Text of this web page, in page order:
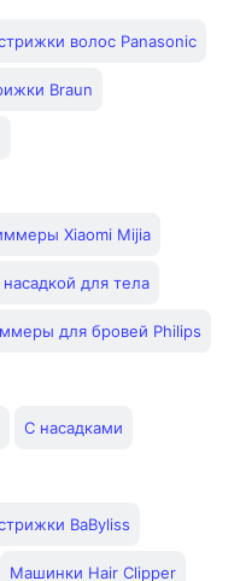
волос Panasonic
Braun
Xiaomi Mijia
для тела
для бровей Philips
С насадками
BaByliss
Машинки Hair Clipper